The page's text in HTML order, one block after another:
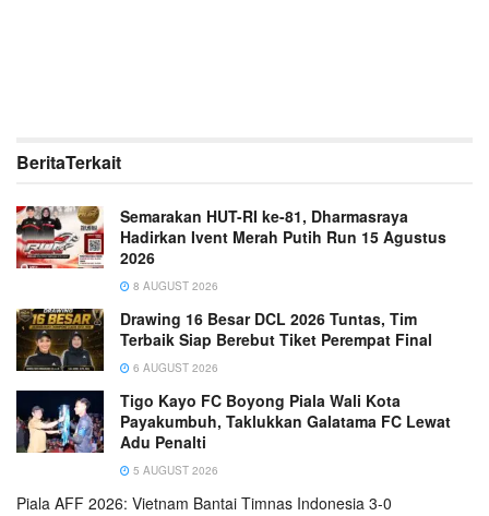
BeritaTerkait
Semarakan HUT-RI ke-81, Dharmasraya
Hadirkan Ivent Merah Putih Run 15 Agustus
2026
8 AUGUST 2026
Drawing 16 Besar DCL 2026 Tuntas, Tim
Terbaik Siap Berebut Tiket Perempat Final
6 AUGUST 2026
Tigo Kayo FC Boyong Piala Wali Kota
Payakumbuh, Taklukkan Galatama FC Lewat
Adu Penalti
5 AUGUST 2026
Piala AFF 2026: Vietnam Bantai Timnas Indonesia 3-0